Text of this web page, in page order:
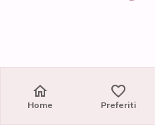
Home Preferiti